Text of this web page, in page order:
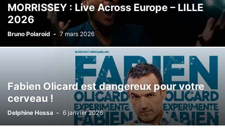
MORRISSEY : Live Across Europe – LILLE
2026
Bruno Polaroid - 7 mars 2026
Fabien Olicard est dangereux pour votre
cerveau !
Delphine Hossa - 6 janvier 2026